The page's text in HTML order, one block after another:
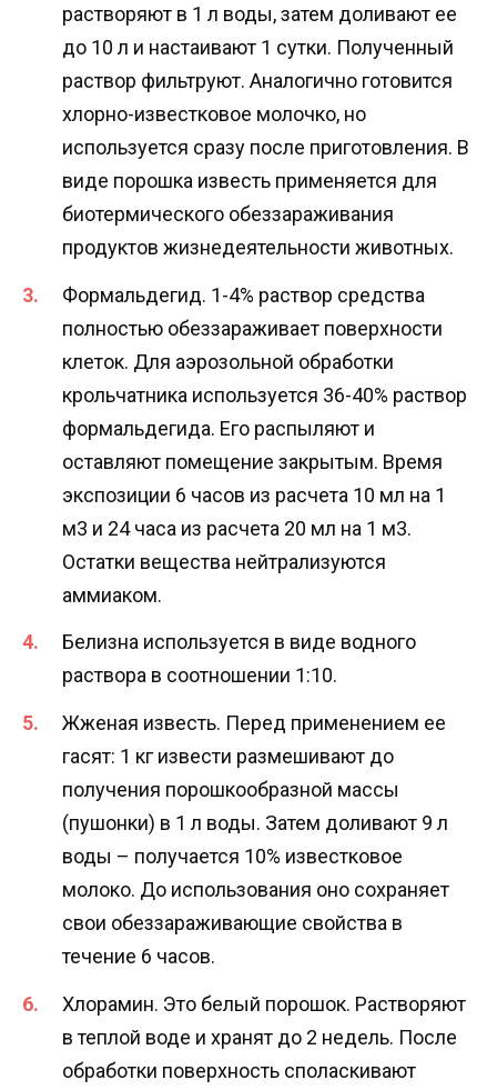
растворяют в 1 л воды, затем доливают ее
до 10 л и настаивают 1 сутки. Полученный
раствор фильтруют. Аналогично готовится
хлорно-известковое молочко, но
используется сразу после приготовления. В
виде порошка известь применяется для
биотермического обеззараживания
продуктов жизнедеятельности животных.
Формальдегид. 1-4% раствор средства
полностью обеззараживает поверхности
клеток. Для аэрозольной обработки
крольчатника используется 36-40% раствор
формальдегида. Его распыляют и
оставляют помещение закрытым. Время
экспозиции 6 часов из расчета 10 мл на 1
м3 и 24 часа из расчета 20 мл на 1 м3.
Остатки вещества нейтрализуются
аммиаком.
Белизна используется в виде водного
раствора в соотношении 1:10.
Жженая известь. Перед применением ее
гасят: 1 кг извести размешивают до
получения порошкообразной массы
(пушонки) в 1 л воды. Затем доливают 9 л
воды – получается 10% известковое
молоко. До использования оно сохраняет
свои обеззараживающие свойства в
течение 6 часов.
Хлорамин. Это белый порошок. Растворяют
в теплой воде и хранят до 2 недель. После
обработки поверхность споласкивают